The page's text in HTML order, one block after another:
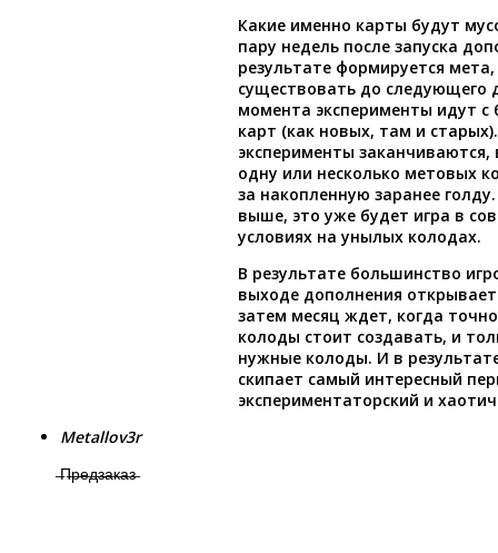
Какие именно карты будут
пару недель после запуска
результате формируется
существовать до следующего
момента эксперименты идут
карт (как новых, там и
эксперименты
одну или несколько метовых
за накопленную заранее
выше, это уже будет игра в
условиях на унылых колодах.
В результате большинство
выходе дополнения
затем месяц ждет, когда
колоды стоит создавать, и
нужные колоды. И в
скипает самый интересный
экспериментаторский и
Metallov3r
̶П̶р̶е̶д̶з̶а̶к̶а̶з̶